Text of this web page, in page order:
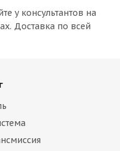
у консультантов на
Доставка по всей